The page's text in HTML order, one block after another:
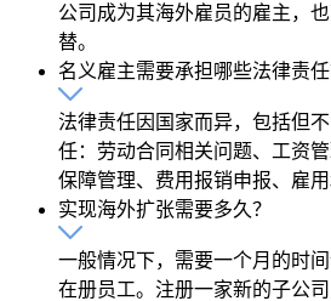
公司成为其海外雇员的雇主，
替。
名义雇主需要承担哪些法律责任
法律责任因国家而异，包括但
任：劳动合同相关问题、工资
保障管理、费用报销申报、雇用
实现海外扩张需要多久？
一般情况下，需要一个月的时
在册员工。注册一家新的子公司